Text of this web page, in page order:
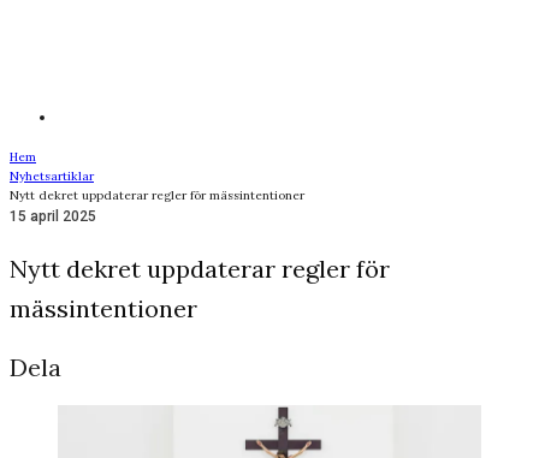
Hem
Nyhetsartiklar
Nytt dekret uppdaterar regler för mässintentioner
15 april 2025
Nytt dekret uppdaterar regler för
mässintentioner
Dela